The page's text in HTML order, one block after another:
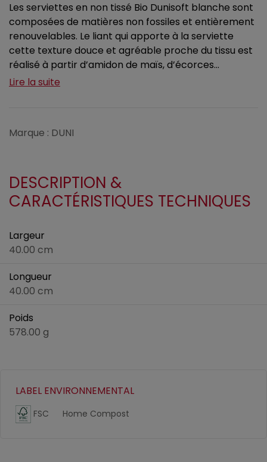
Les serviettes en non tissé Bio Dunisoft blanche sont
composées de matières non fossiles et entièrement
renouvelables. Le liant qui apporte à la serviette
cette texture douce et agréable proche du tissu est
réalisé à partir d’amidon de maïs, d’écorces...
Lire la suite
Marque : DUNI
DESCRIPTION &
CARACTÉRISTIQUES TECHNIQUES
Largeur
40.00 cm
Longueur
40.00 cm
Poids
578.00 g
LABEL ENVIRONNEMENTAL
FSC Home Compost